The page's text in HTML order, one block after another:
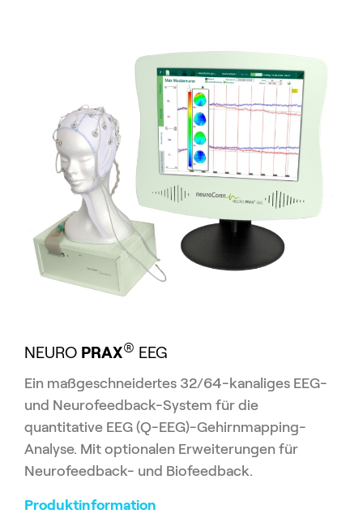
NEURO PRAX® EEG
Ein maßgeschneidertes 32/64-kanaliges EEG-
und Neurofeedback-System für die
quantitative EEG (Q-EEG)-Gehirnmapping-
Analyse. Mit optionalen Erweiterungen für
Neurofeedback- und Biofeedback.
Produktinformation